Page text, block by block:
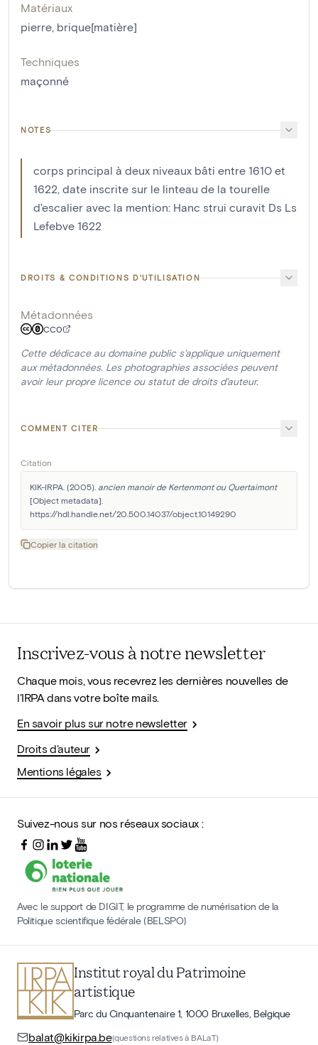
Matériaux
pierre, brique[matière]
Techniques
maçonné
NOTES
corps principal à deux niveaux bâti entre 1610 et
1622, date inscrite sur le linteau de la tourelle
d'escalier avec la mention: Hanc strui curavit Ds Ls
Lefebve 1622
DROITS & CONDITIONS D'UTILISATION
Métadonnées
CC0
Cette dédicace au domaine public s'applique uniquement
aux métadonnées. Les photographies associées peuvent
avoir leur propre licence ou statut de droits d'auteur.
COMMENT CITER
Citation
KIK-IRPA. (2005). ancien manoir de Kertenmont ou Quertaimont
[Object metadata].
https://hdl.handle.net/20.500.14037/object.10149290
Copier la citation
Inscrivez-vous à notre newsletter
Chaque mois, vous recevrez les dernières nouvelles de
l'IRPA dans votre boîte mails.
En savoir plus sur notre newsletter
Droits d'auteur
Mentions légales
Suivez-nous sur nos réseaux sociaux :
Avec le support de DIGIT, le programme de numérisation de la
Politique scientifique fédérale (BELSPO)
Institut royal du Patrimoine
artistique
Parc du Cinquantenaire 1, 1000 Bruxelles, Belgique
balat@kikirpa.be(questions relatives à BALaT)